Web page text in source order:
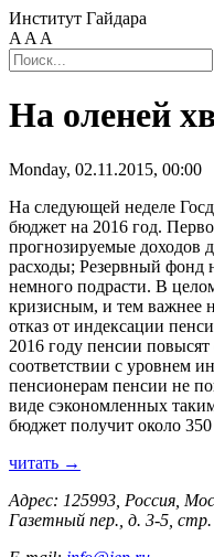
Институт Гайдара
A A A
На оленей
Monday, 02.11.2015, 00:00
На следующей неделе
бюджет на 2016 год.
прогнозируемые доходов
расходы; Резервный фонд
немного подрасти. В
кризисным, и тем важнее
отказ от индексации
2016 году пенсии
соответствии с уровнем
пенсионерам пенсии не
виде сэкономленных
бюджет получит около
читать →
Адрес: 125993, Россия,
Газетный пер., д. 3-5, стр.